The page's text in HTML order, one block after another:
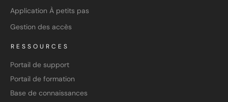
Application À petits pas
Gestion des accès
RESSOURCES
Portail de support
Portail de formation
Base de connaissances